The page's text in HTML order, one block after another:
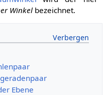
Winkelbezeichnet.
Ebene